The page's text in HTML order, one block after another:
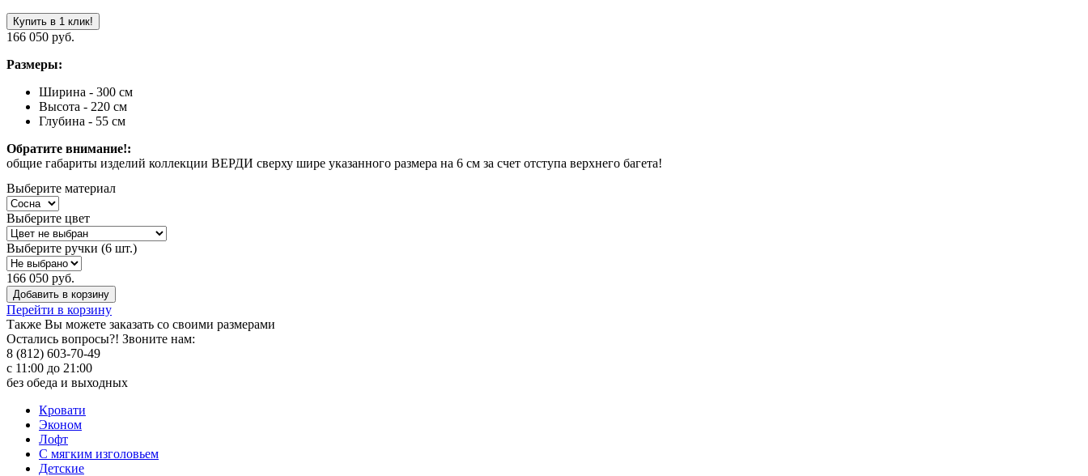
Купить в 1 клик!
166 050 руб.
Размеры:
Ширина - 300 см
Высота - 220 см
Глубина - 55 см
Обратите внимание!:
общие габариты изделий коллекции ВЕРДИ сверху шире указанного размера на 6 см за счет отступа верхнего багета!
Выберите материал
Выберите цвет
Выберите ручки (6 шт.)
166 050 руб.
Добавить в корзину
Перейти в корзину
Также Вы можете заказать со своими размерами
Остались вопросы?! Звоните нам:
8 (812) 603-70-49
с 11:00 до 21:00
без обеда и выходных
Кровати
Эконом
Лофт
С мягким изголовьем
Детские